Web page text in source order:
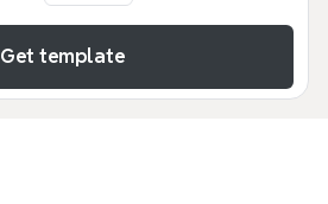
Get template